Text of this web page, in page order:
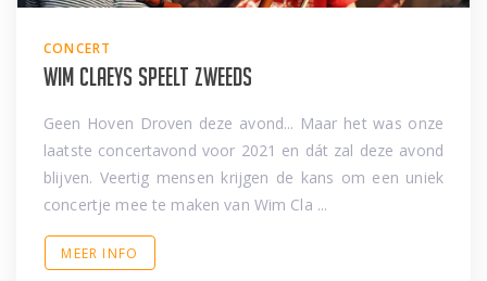
CONCERT
Wim Claeys speelt Zweeds
Geen Hoven Droven deze avond... Maar het was onze
laatste concertavond voor 2021 en dát zal deze avond
blijven. Veertig mensen krijgen de kans om een uniek
concertje mee te maken van Wim Cla ...
MEER INFO